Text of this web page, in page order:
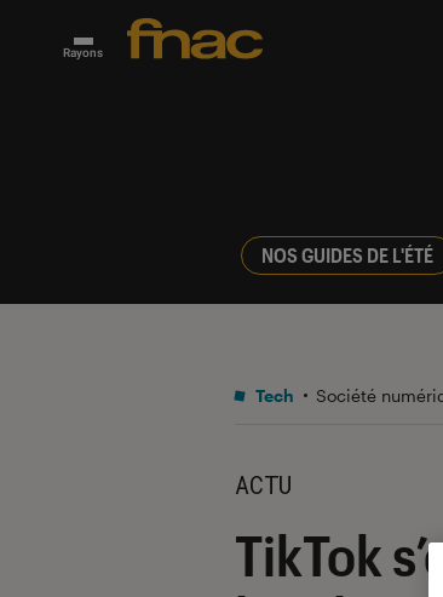
Rayons
NOS GUIDES DE L'ÉTÉ
Tech Société
ACTU
TikTok